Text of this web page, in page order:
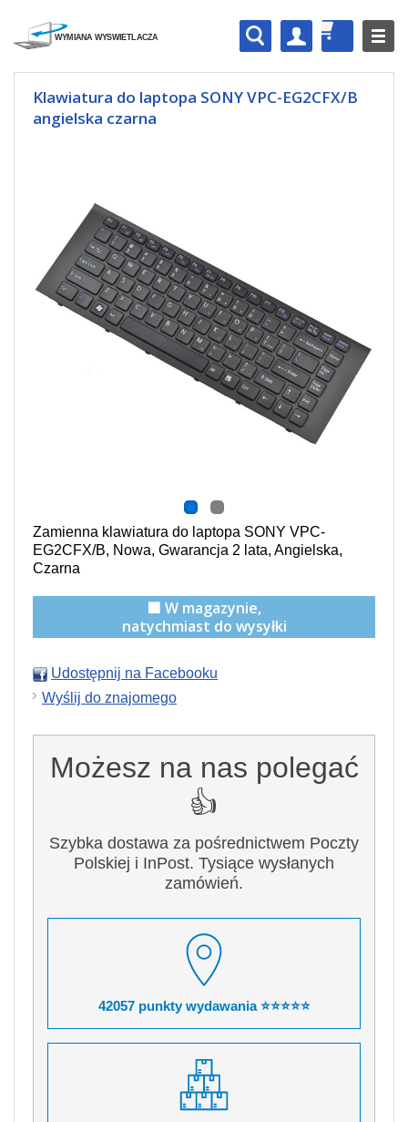
Klawiatura do laptopa SONY VPC-EG2CFX/B
angielska czarna
Zamienna klawiatura do laptopa SONY VPC-
EG2CFX/B, Nowa, Gwarancja 2 lata, Angielska,
Czarna
🟩 W magazynie,
natychmiast do wysyłki
Udostępnij na Facebooku
Wyślij do znajomego
Możesz na nas polegać
👍
Szybka dostawa za pośrednictwem Poczty
Polskiej i InPost. Tysiące wysłanych
zamówień.
42057 punkty wydawania ⭐⭐⭐⭐⭐